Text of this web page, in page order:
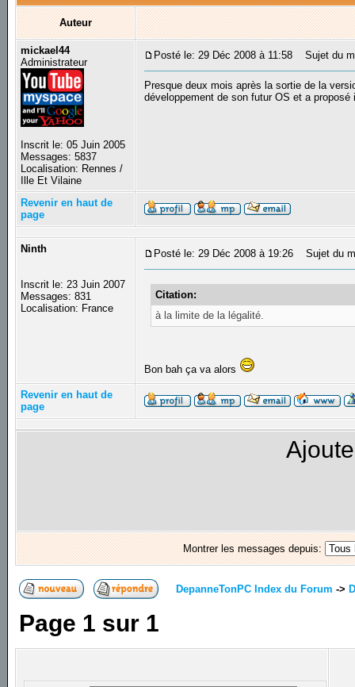
Auteur
mickael44
Administrateur
Inscrit le: 05 Juin 2005
Messages: 5837
Localisation: Rennes /
Ille Et Vilaine
Posté le: 29 Déc 2008 à 11:58 Sujet du
Presque deux mois après la sortie de la
développement de son futur OS et a
Revenir en haut de
page
Ninth
Inscrit le: 23 Juin 2007
Messages: 831
Localisation: France
Posté le: 29 Déc 2008 à 19:26 Sujet du
Citation:
à la limite de la légalité.
Bon bah ça va alors
Revenir en haut de
page
Montrer les messages depuis:
DepanneTonPC Index du Forum ->
Page 1 sur 1